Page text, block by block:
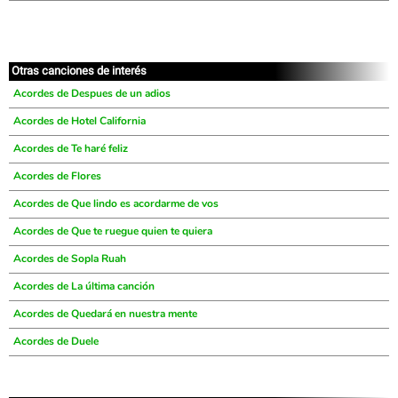
Otras canciones de interés
Acordes de Despues de un adios
Acordes de Hotel California
Acordes de Te haré feliz
Acordes de Flores
Acordes de Que lindo es acordarme de vos
Acordes de Que te ruegue quien te quiera
Acordes de Sopla Ruah
Acordes de La última canción
Acordes de Quedará en nuestra mente
Acordes de Duele